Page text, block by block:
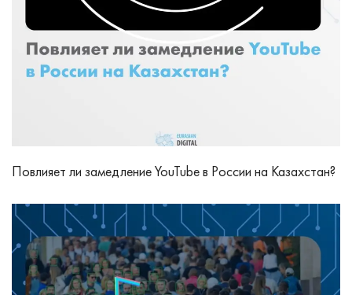
Повлияет ли замедление YouTube в России на Казахстан?